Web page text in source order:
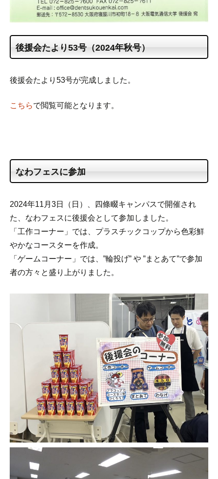
後援会たより53号（2024年秋号）
後援会たより53号が完成しました。
こちらで閲覧可能となります。
なわフェスに参加
2024年11月3日（日）、四條畷キャンパスで開催され
た、なわフェスに後援会として参加しました。
「工作コーナー」では、プラスチックコップから色彩鮮
やかなコースターを作成。
「ゲームコーナー」では、”輪投げ” や ”まとあて”で参加
者の方々と盛り上がりました。